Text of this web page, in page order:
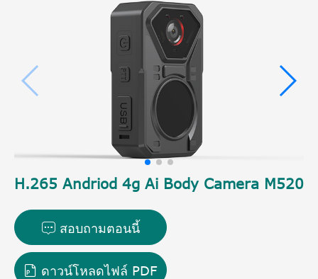
H.265 Andriod 4g Ai Body Camera M520
สอบถามตอนนี้
 ดาวน์โหลดไฟล์ PDF